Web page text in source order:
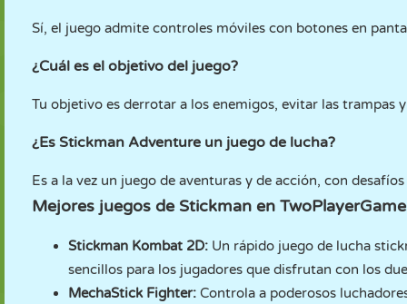
Sí, el juego admite controles móviles con botones en
¿Cuál es el objetivo del juego?
Tu objetivo es derrotar a los enemigos, evitar las trampas
¿Es Stickman Adventure un juego de lucha?
Es a la vez un juego de aventuras y de acción, con
Mejores juegos de Stickman en
Stickman Kombat 2D: Un rápido juego de lucha
sencillos para los jugadores que disfrutan con los
MechaStick Fighter: Controla a poderosos